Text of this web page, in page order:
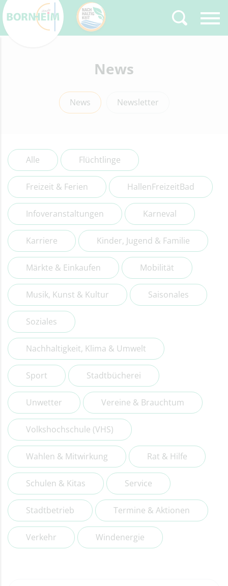
Type 2 or more
characters for results.
News
News Newsletter
Alle Flüchtlinge
Freizeit & Ferien HallenFreizeitBad
Infoveranstaltungen Karneval
Karriere Kinder, Jugend & Familie
Märkte & Einkaufen Mobilität
Musik, Kunst & Kultur Saisonales
Soziales
Nachhaltigkeit, Klima & Umwelt
Sport Stadtbücherei
Unwetter Vereine & Brauchtum
Volkshochschule (VHS)
Wahlen & Mitwirkung Rat & Hilfe
Schulen & Kitas Service
Stadtbetrieb Termine & Aktionen
Verkehr Windenergie